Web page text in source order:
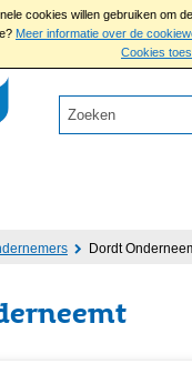
cookies willen gebruiken om
Meer informatie over de
Cookies
Dordt